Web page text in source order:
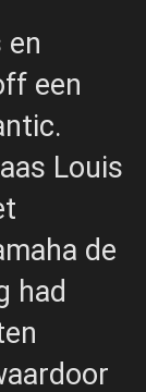
en
een
Louis
de
had